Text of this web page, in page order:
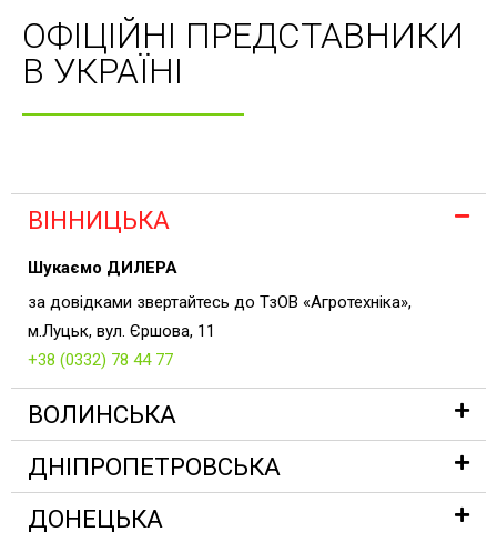
ОФІЦІЙНІ ПРЕДСТАВНИКИ
В УКРАЇНІ
ВІННИЦЬКА
Шукаємо ДИЛЕРА
за довідками звертайтесь до ТзОВ «Агротехніка»,
м.Луцьк, вул. Єршова, 11
+38 (0332) 78 44 77
ВОЛИНСЬКА
ДНІПРОПЕТРОВСЬКА
ДОНЕЦЬКА